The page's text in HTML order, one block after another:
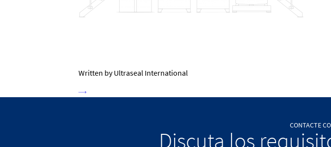
Written by Ultraseal International
CONTACTE
Discuta los